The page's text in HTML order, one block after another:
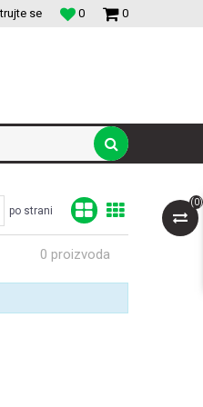
I UTICNICA 0
0
se
(0)
po strani
0 proizvoda